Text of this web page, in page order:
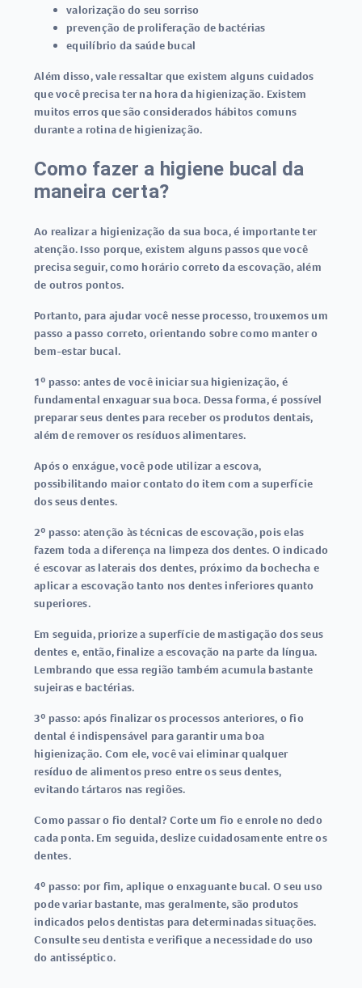
valorização do seu sorriso
prevenção de proliferação de bactérias
equilíbrio da saúde bucal
Além disso, vale ressaltar que existem alguns cuidados
que você precisa ter na hora da higienização. Existem
muitos erros que são considerados hábitos comuns
durante a rotina de higienização.
Como fazer a higiene bucal da
maneira certa?
Ao realizar a higienização da sua boca, é importante ter
atenção. Isso porque, existem alguns passos que você
precisa seguir, como horário correto da escovação, além
de outros pontos.
Portanto, para ajudar você nesse processo, trouxemos um
passo a passo correto, orientando sobre como manter o
bem-estar bucal.
1º passo: antes de você iniciar sua higienização, é
fundamental enxaguar sua boca. Dessa forma, é possível
preparar seus dentes para receber os produtos dentais,
além de remover os resíduos alimentares.
Após o enxágue, você pode utilizar a escova,
possibilitando maior contato do item com a superfície
dos seus dentes.
2º passo: atenção às técnicas de escovação, pois elas
fazem toda a diferença na limpeza dos dentes. O indicado
é escovar as laterais dos dentes, próximo da bochecha e
aplicar a escovação tanto nos dentes inferiores quanto
superiores.
Em seguida, priorize a superfície de mastigação dos seus
dentes e, então, finalize a escovação na parte da língua.
Lembrando que essa região também acumula bastante
sujeiras e bactérias.
3º passo: após finalizar os processos anteriores, ofio
dental é indispensável para garantir uma boa
higienização. Com ele, você vai eliminar qualquer
resíduo de alimentos preso entre os seus dentes,
evitando tártaros nas regiões.
Como passar o fio dental? Corte um fio e enrole no dedo
cada ponta. Em seguida, deslize cuidadosamente entre os
dentes.
4º passo: por fim, aplique o enxaguante bucal. O seu uso
pode variar bastante, mas geralmente, são produtos
indicados pelos dentistas para determinadas situações.
Consulte seu dentista e verifique a necessidade do uso
do antisséptico.